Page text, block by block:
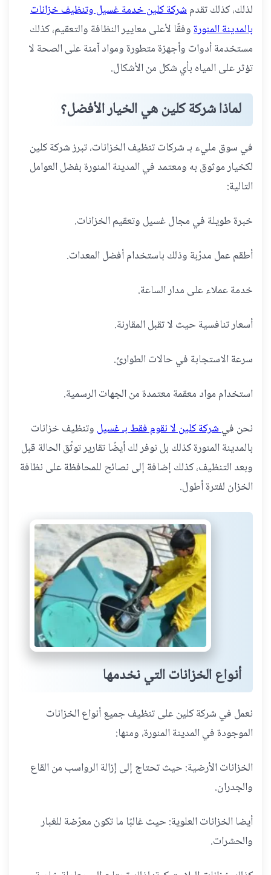
لذلك، كذلك تقدمشركة كلين خدمة غسيل وتنظيف خزانات
بالمدينة المنورةوفقًا لأعلى معايير النظافة والتعقيم، كذلك
مستخدمة أدوات وأجهزة متطورة ومواد آمنة على الصحة لا
تؤثر على المياه بأي شكل من الأشكال.
لماذا شركة كلين هي الخيار الأفضل؟
في سوق مليء بـ شركات تنظيف الخزانات، تبرز شركة كلين
لكخيار موثوق به ومعتمد في المدينة المنورة بفضل العوامل
التالية:
خبرة طويلة في مجال غسيل وتعقيم الخزانات.
أطقم عمل مدرّبة وذلك باستخدام أفضل المعدات.
خدمة عملاء على مدار الساعة.
أسعار تنافسية حيث لا تقبل المقارنة.
سرعة الاستجابة في حالات الطوارئ.
استخدام مواد معقمة معتمدة من الجهات الرسمية.
نحن فيشركة كلين لا نقوم فقط بـ غسيل وتنظيف خزانات
بالمدينة المنورة كذلك بل نوفر لك أيضًا تقارير توثّق الحالة قبل
وبعد التنظيف، كذلك إضافة إلى نصائح للمحافظة على نظافة
الخزان لفترة أطول.
أنواع الخزانات التي نخدمها
نعمل في شركة كلين على تنظيف جميع أنواع الخزانات
الموجودة في المدينة المنورة، ومنها:
الخزانات الأرضية: حيث تحتاج إلى إزالة الرواسب من القاع
والجدران.
أيضا الخزانات العلوية: حيث غالبًا ما تكون معرّضة للغبار
والحشرات.